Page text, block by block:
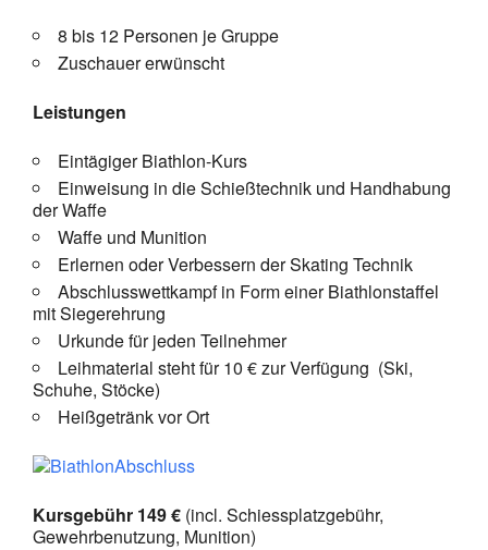
8 bis 12 Personen je Gruppe
Zuschauer erwünscht
Leistungen
Eintägiger Biathlon-Kurs
Einweisung in die Schießtechnik und Handhabung
der Waffe
Waffe und Munition
Erlernen oder Verbessern der Skating Technik
Abschlusswettkampf in Form einer Biathlonstaffel
mit Siegerehrung
Urkunde für jeden Teilnehmer
Leihmaterial steht für 10 € zur Verfügung (Ski,
Schuhe, Stöcke)
Heißgetränk vor Ort
Kursgebühr 149 € (incl. Schiessplatzgebühr,
Gewehrbenutzung, Munition)